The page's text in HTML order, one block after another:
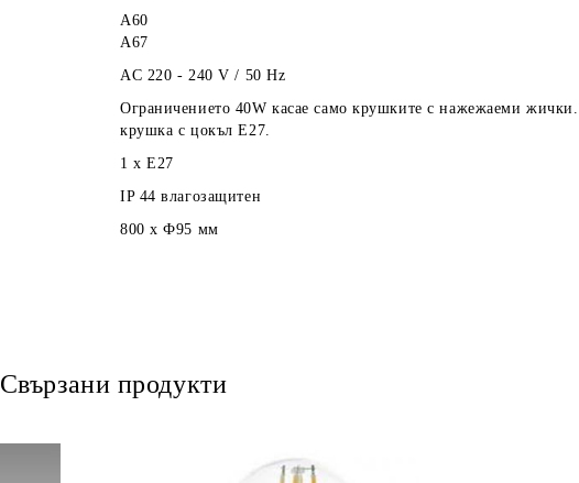
А60
А67
AC 220 - 240 V / 50 Hz
Ограничението 40W касае само крушките с нажежаеми
крушка с цокъл Е27.
1 x E27
IP 44 влагозащитен
800 х Ф95 мм
Свързани продукти